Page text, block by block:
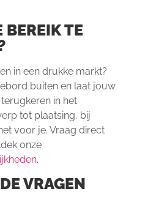
BEREIK TE
in een drukke markt?
buiten en laat jouw
in het
tot plaatsing, bij
voor je. Vraag direct
onze
.
VRAGEN